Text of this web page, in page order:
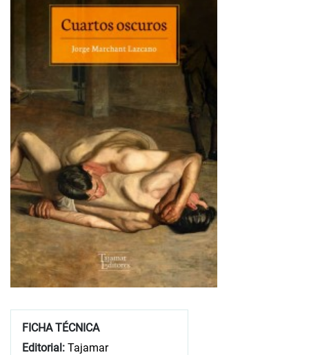
FICHA TÉCNICA
Editorial: Tajamar